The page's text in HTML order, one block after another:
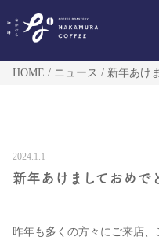
HOME ニュース 新年あけ
2024.1.1
新年あけましておめで
昨年も多くの方々にご来店